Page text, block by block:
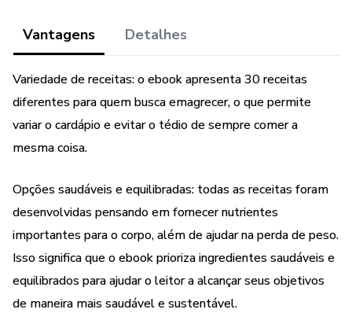
Vantagens Detalhes
Variedade de receitas: o ebook apresenta 30 receitas
diferentes para quem busca emagrecer, o que permite
variar o cardápio e evitar o tédio de sempre comer a
mesma coisa.
Opções saudáveis e equilibradas: todas as receitas foram
desenvolvidas pensando em fornecer nutrientes
importantes para o corpo, além de ajudar na perda de peso.
Isso significa que o ebook prioriza ingredientes saudáveis e
equilibrados para ajudar o leitor a alcançar seus objetivos
de maneira mais saudável e sustentável.